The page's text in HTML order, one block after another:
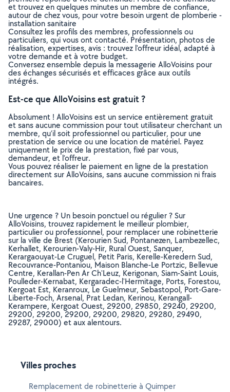
et trouvez en quelques minutes un membre de confiance,
autour de chez vous, pour votre besoin urgent de plomberie -
installation sanitaire
Consultez les profils des membres, professionnels ou
particuliers, qui vous ont contacté. Présentation, photos de
réalisation, expertises, avis : trouvez l'offreur idéal, adapté à
votre demande et à votre budget.
Conversez ensemble depuis la messagerie AlloVoisins pour
des échanges sécurisés et efficaces grâce aux outils
intégrés.
Est-ce que AlloVoisins est gratuit ?
Absolument ! AlloVoisins est un service entièrement gratuit
et sans aucune commission pour tout utilisateur cherchant un
membre, qu’il soit professionnel ou particulier, pour une
prestation de service ou une location de matériel. Payez
uniquement le prix de la prestation, fixé par vous,
demandeur, et l’offreur.
Vous pouvez réaliser le paiement en ligne de la prestation
directement sur AlloVoisins, sans aucune commission ni frais
bancaires.
Une urgence ? Un besoin ponctuel ou régulier ? Sur
AlloVoisins, trouvez rapidement le meilleur plombier,
particulier ou professionnel, pour remplacer une robinetterie
sur la ville de Brest (Kerourien Sud, Pontanezen, Lambezellec,
Kerhallet, Kerourien-Valy-Hir, Rural Ouest, Sanquer,
Kerargaouyat-Le Cruguel, Petit Paris, Kerelle-Keredern Sud,
Recouvrance-Pontaniou, Maison Blanche-Le Portzic, Bellevue
Centre, Kerallan-Pen Ar Ch'Leuz, Kerigonan, Siam-Saint Louis,
Poulleder-Kernabat, Kergaradec-l'Hermitage, Ports, Forestou,
Kergoat Est, Keranroux, Le Guelmeur, Sebastopol, Port-Gare-
Liberte-Foch, Arsenal, Prat Ledan, Kerinou, Kerangall-
Kerampere, Kergoat Ouest, 29200, 29850, 29240, 29200,
29200, 29200, 29200, 29200, 29820, 29280, 29490,
29287, 29000) et aux alentours.
Villes proches
Remplacement de robinetterie à Quimper